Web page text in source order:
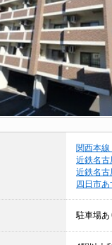
関西本線
近鉄名古
近鉄名古
四日市
駐車場あ